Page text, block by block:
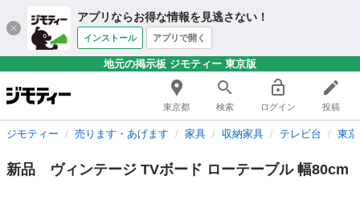
アプリならお得な情報を見逃さない！
インストール アプリで開く
地元の掲示板 ジモティー 東京版
東京都 検索 ログイン 投稿
ジモティー 売ります・あげます 家具 収納家具 テレビ台 東
新品 ヴィンテージ TVボード ローテーブル 幅80cm